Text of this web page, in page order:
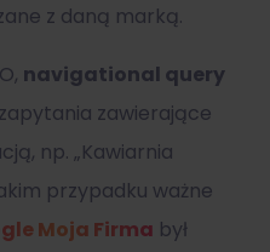
z daną marką.
navigational query
zawierające
np. „Kawiarnia
przypadku ważne
Moja Firma był